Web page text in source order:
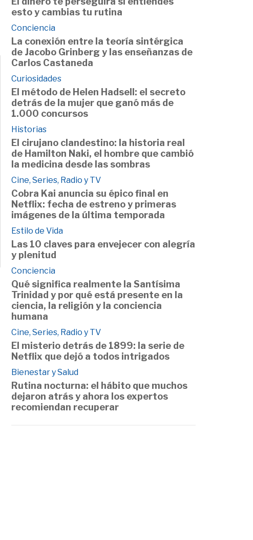
esto y cambias tu rutina
Conciencia
La conexión entre la teoría sintérgica
de Jacobo Grinberg y las enseñanzas de
Carlos Castaneda
Curiosidades
El método de Helen Hadsell: el secreto
detrás de la mujer que ganó más de
1.000 concursos
Historias
El cirujano clandestino: la historia real
de Hamilton Naki, el hombre que cambió
la medicina desde las sombras
Cine, Series, Radio y TV
Cobra Kai anuncia su épico final en
Netflix: fecha de estreno y primeras
imágenes de la última temporada
Estilo de Vida
Las 10 claves para envejecer con alegría
y plenitud
Conciencia
Qué significa realmente la Santísima
Trinidad y por qué está presente en la
ciencia, la religión y la conciencia
humana
Cine, Series, Radio y TV
El misterio detrás de 1899: la serie de
Netflix que dejó a todos intrigados
Bienestar y Salud
Rutina nocturna: el hábito que muchos
dejaron atrás y ahora los expertos
recomiendan recuperar